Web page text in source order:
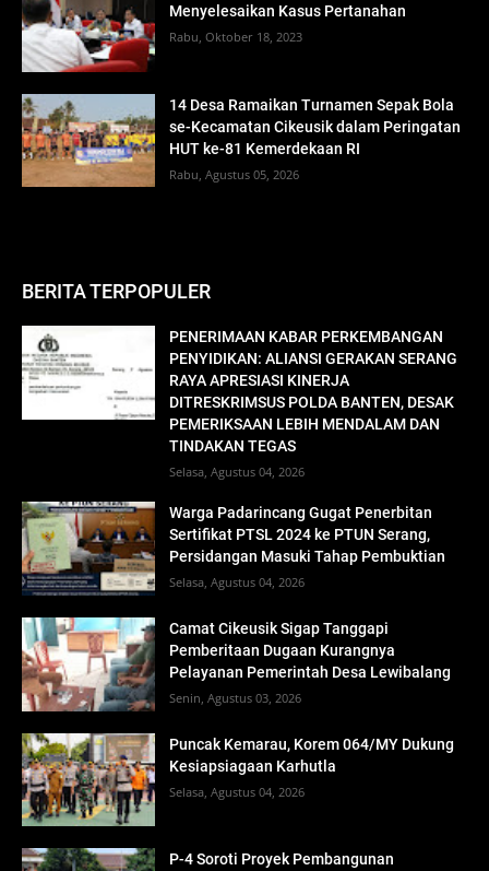
Menyelesaikan Kasus Pertanahan
Rabu, Oktober 18, 2023
14 Desa Ramaikan Turnamen Sepak Bola
se-Kecamatan Cikeusik dalam Peringatan
HUT ke-81 Kemerdekaan RI
Rabu, Agustus 05, 2026
BERITA TERPOPULER
PENERIMAAN KABAR PERKEMBANGAN
PENYIDIKAN: ALIANSI GERAKAN SERANG
RAYA APRESIASI KINERJA
DITRESKRIMSUS POLDA BANTEN, DESAK
PEMERIKSAAN LEBIH MENDALAM DAN
TINDAKAN TEGAS
Selasa, Agustus 04, 2026
Warga Padarincang Gugat Penerbitan
Sertifikat PTSL 2024 ke PTUN Serang,
Persidangan Masuki Tahap Pembuktian
Selasa, Agustus 04, 2026
Camat Cikeusik Sigap Tanggapi
Pemberitaan Dugaan Kurangnya
Pelayanan Pemerintah Desa Lewibalang
Senin, Agustus 03, 2026
Puncak Kemarau, Korem 064/MY Dukung
Kesiapsiagaan Karhutla
Selasa, Agustus 04, 2026
P-4 Soroti Proyek Pembangunan